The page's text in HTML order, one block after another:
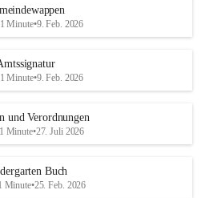
Minute•9. Feb. 2026
Minute•9. Feb. 2026
und Verordnungen
Minute•27. Juli 2026
Buch
Minute•25. Feb. 2026